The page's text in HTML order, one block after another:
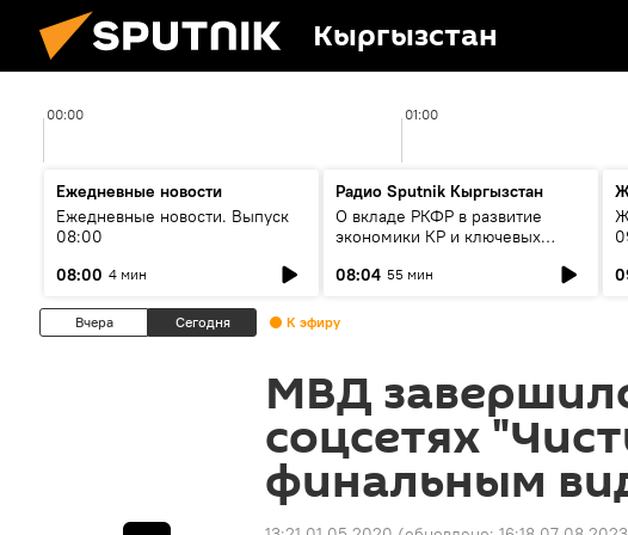
Кыргызстан
00:00 01:00
Ежедневные новости
Ежедневные новости. Выпуск
08:00
08:00 4 мин
Радио Sputnik Кыргызстан
О вкладе РКФР в развитие
экономики КР и ключевых
08:04 55 мин
Вчера Сегодня К эфиру
МВД
соцсетях
финальным